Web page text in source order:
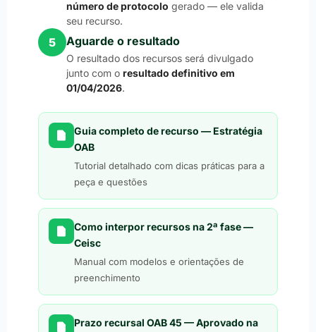
número de protocolo gerado — ele valida
seu recurso.
5 Aguarde o resultado
O resultado dos recursos será divulgado
junto com o resultado definitivo em
01/04/2026.
Guia completo de recurso — Estratégia
OAB
Tutorial detalhado com dicas práticas para a
peça e questões
Como interpor recursos na 2ª fase —
Ceisc
Manual com modelos e orientações de
preenchimento
Prazo recursal OAB 45 — Aprovado na